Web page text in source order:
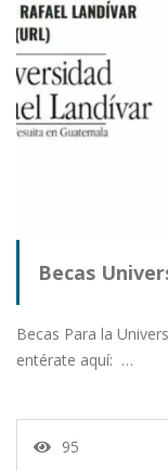
Becas
Becas Para la
entérate aquí: …
95